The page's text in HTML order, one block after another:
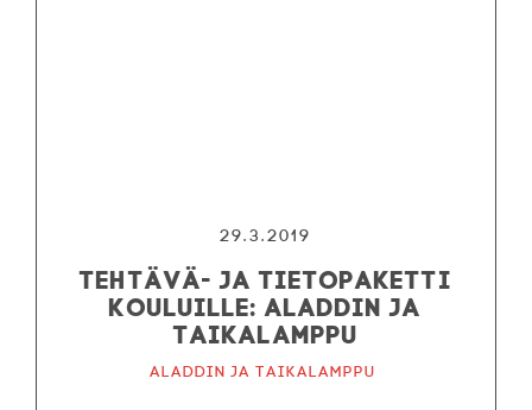
29.3.2019
Tehtävä- ja tietopaketti
kouluille: Aladdin ja
taikalamppu
Aladdin ja taikalamppu